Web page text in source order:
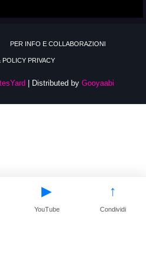
PER INFO E COLLABORAZIONI
POLICY PRIVACY
| Distributed by Gooyaabi
▶
YouTube
↑
Condividi